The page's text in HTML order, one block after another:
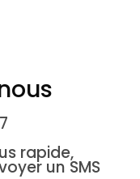
rapide,
un SMS